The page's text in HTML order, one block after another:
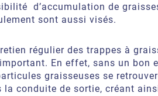
d’accumulation de
sont aussi visés.
régulier des trappes à
En effet, sans un bon
graisseuses se
la conduite de sortie, créant